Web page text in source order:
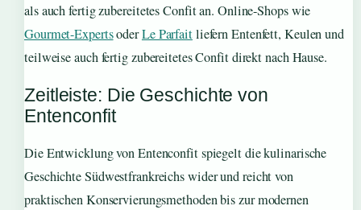
als auch fertig zubereitetes Confit an. Online-Shops wie
Gourmet-ExpertsoderLe Parfaitliefern Entenfett, Keulen und
teilweise auch fertig zubereitetes Confit direkt nach Hause.
Zeitleiste: Die Geschichte von
Entenconfit
Die Entwicklung von Entenconfit spiegelt die kulinarische
Geschichte Südwestfrankreichs wider und reicht von
praktischen Konservierungsmethoden bis zur modernen